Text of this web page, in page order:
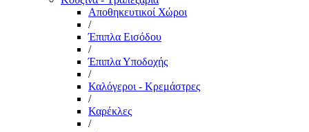
Αποθηκευτικοί Χώροι
/
Έπιπλα Εισόδου
/
Έπιπλα Υποδοχής
/
Καλόγεροι - Κρεμάστρες
/
Καρέκλες
/